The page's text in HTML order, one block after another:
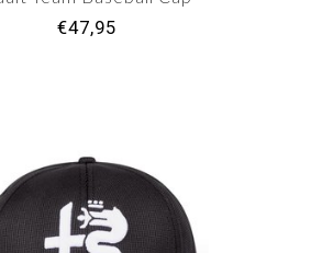
€47,95